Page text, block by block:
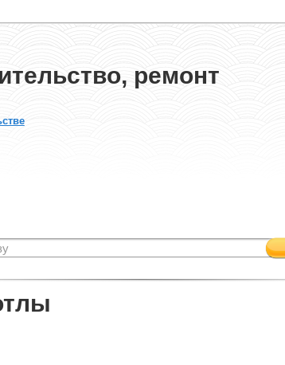
ремонт